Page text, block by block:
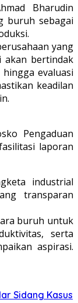
Bharudin
buruh sebagai
yang
akan bertindak
evaluasi
keadilan
Pengaduan
laporan
industrial
transparan
buruh untuk
serta
aspirasi.
Sidang Kasus